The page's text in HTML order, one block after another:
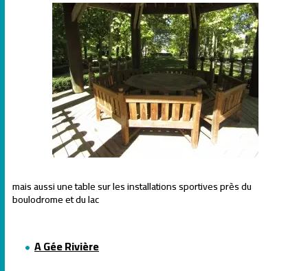
mais aussi une table sur les installations sportives près du
boulodrome et du lac
A Gée Rivière